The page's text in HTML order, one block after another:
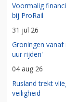
Voormalig
bij ProRail
31 jul 26
Groningen
uur rijden'
04 aug 26
Rusland trekt
veiligheid